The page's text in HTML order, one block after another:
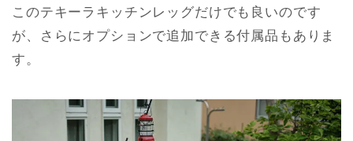
このテキーラキッチンレッグだけでも良いのです
が、さらにオプションで追加できる付属品もありま
す。